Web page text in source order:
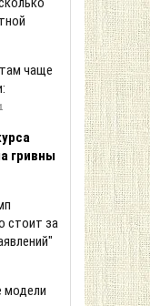
чаще
гривны
стоит за
модели